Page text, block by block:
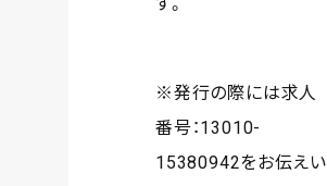
※発行の際には求人
番号：13010-
15380942をお伝えい